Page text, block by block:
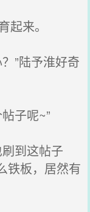
来。
”陆予淮好奇
子呢~”
到这帖子
铁板，居然有